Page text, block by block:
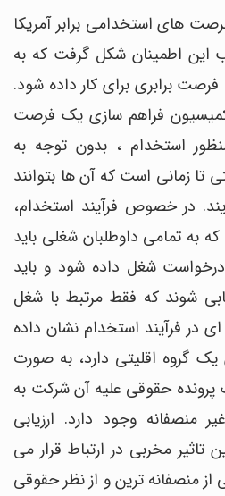
فرصت های استخدامی برابر آمریکا
این اطمینان شکل گرفت که به
برابری برای کار داده شود.
فراهم سازی یک فرصت
استخدام ، بدون توجه به
زمانی است که آن ها بتوانند
در خصوص فرآیند استخدام،
به تمامی داوطلبان شغلی باید
درخواست شغل داده شود و باید
شوند که فقط مرتبط با شغل
در فرآیند استخدام نشان داده
یک گروه اقلیتی دارد، به صورت
حقوقی علیه آن شرکت به
منصفانه وجود دارد. ارزیابی
مخربی در ارتباط قرار می
منصفانه ترین و از نظر حقوقی